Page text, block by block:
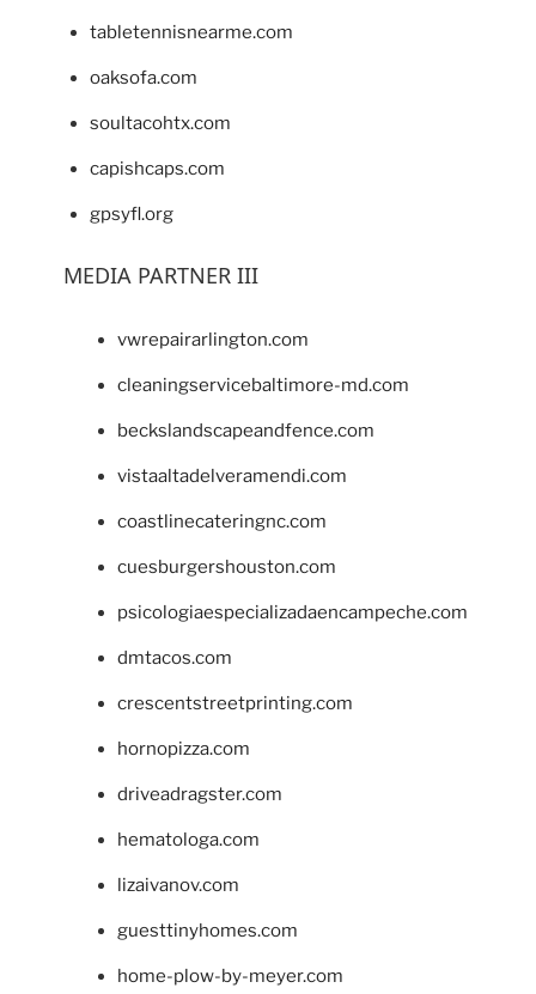
tabletennisnearme.com
oaksofa.com
soultacohtx.com
capishcaps.com
gpsyfl.org
MEDIA PARTNER III
vwrepairarlington.com
cleaningservicebaltimore-md.com
beckslandscapeandfence.com
vistaaltadelveramendi.com
coastlinecateringnc.com
cuesburgershouston.com
psicologiaespecializadaencampeche.com
dmtacos.com
crescentstreetprinting.com
hornopizza.com
driveadragster.com
hematologa.com
lizaivanov.com
guesttinyhomes.com
home-plow-by-meyer.com